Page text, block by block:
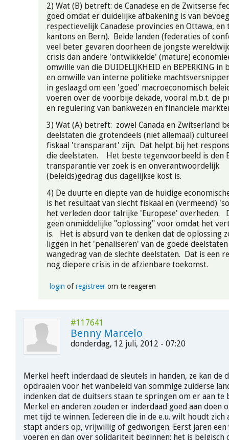
2) Wat (B) betreft: de Canadese en de Zwitserse
goed omdat er duidelijke afbakening is van
respectievelijk Canadese provincies en Ottawa, en
kantons en Bern). Beide landen (federaties of
veel beter gevaren doorheen de jongste
crisis dan andere 'ontwikkelde' (mature)
omwille van die DUIDELIJKHEID en BEPERKING in
en omwille van interne politieke
in geslaagd om een 'goed' macroeconomisch
voeren over de voorbije dekade, vooral m.b.t. de
en regulering van bankwezen en financiele
3) Wat (A) betreft: zowel Canada en Zwitserland
deelstaten die grotendeels (niet allemaal)
fiskaal 'transparant' zijn. Dat helpt bij het
die deelstaten. Het beste tegenvoorbeeld is den
transparantie ver zoek is en onverantwoordelijk
(beleids)gedrag dus dagelijkse kost is.
4) De duurte en diepte van de huidige
is het resultaat van slecht fiskaal en (vermeend)
het verleden door talrijke 'Europese' overheden.
geen onmiddelijke "oplossing" voor omdat het
is. Het is absurd van te denken dat de oplossing
liggen in het 'penaliseren' van de goede
wangedrag van de slechte deelstaten. Dat is een
nog diepere crisis in de afzienbare
login ofregistreerom te reageren
#117641
Benny Marcelo
donderdag, 12 juli, 2012 - 07:20
Merkel heeft inderdaad de sleutels in handen, ze kan de
opdraaien voor het wanbeleid van sommige zuiderse
indenken dat de duitsers staan te springen om er aan te
Merkel en anderen zouden er inderdaad goed aan doen
met tijd te winnen. Iedereen die in de e.u. wilt houdt zich
stapt anders op, vrijwillig of gedwongen. Eerst jaren een
voeren en dan over solidariteit beginnen: het is belgisch